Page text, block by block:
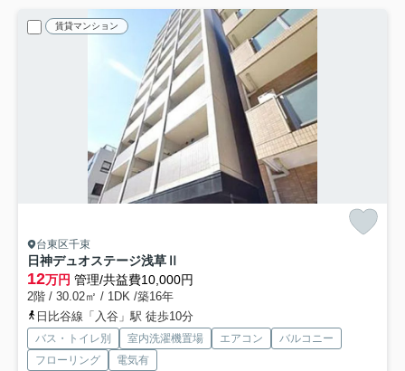
賃貸マンション
台東区千束
日神デュオステージ浅草Ⅱ
12万円 管理/共益費10,000円
2階 / 30.02㎡ / 1DK /築16年
日比谷線「入谷」駅 徒歩10分
バス・トイレ別 室内洗濯機置場 エアコン
バルコニー
フローリング
電気有